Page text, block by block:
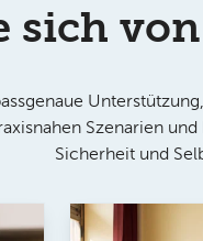
sich
Szenarien
Sicherheit und